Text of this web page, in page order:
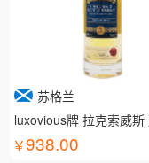
苏格兰
938.00